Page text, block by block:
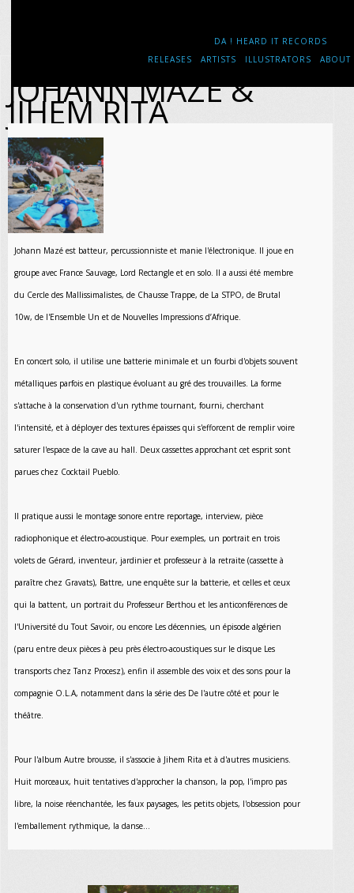
DA ! HEARD IT RECORDS
RELEASES
ARTISTS ILLUSTRATORS ABOUT
JOHANN MAZÉ &
JIHEM RITA
Johann Mazé est batteur, percussionniste et manie l'électronique. Il joue en
groupe avec France Sauvage, Lord Rectangle et en solo. Il a aussi été membre
du Cercle des Mallissimalistes, de Chausse Trappe, de La STPO, de Brutal
10w, de l'Ensemble Un et de Nouvelles Impressions d’Afrique.
En concert solo, il utilise une batterie minimale et un fourbi d'objets souvent
métalliques parfois en plastique évoluant au gré des trouvailles. La forme
s'attache à la conservation d'un rythme tournant, fourni, cherchant
l'intensité, et à déployer des textures épaisses qui s'efforcent de remplir voire
saturer l'espace de la cave au hall. Deux cassettes approchant cet esprit sont
parues chez Cocktail Pueblo.
Il pratique aussi le montage sonore entre reportage, interview, pièce
radiophonique et électro-acoustique. Pour exemples, un portrait en trois
volets de Gérard, inventeur, jardinier et professeur à la retraite (cassette à
paraître chez Gravats), Battre, une enquête sur la batterie, et celles et ceux
qui la battent, un portrait du Professeur Berthou et les anticonférences de
l'Université du Tout Savoir, ou encore Les décennies, un épisode algérien
(paru entre deux pièces à peu près électro-acoustiques sur le disque Les
transports chez Tanz Procesz), enfin il assemble des voix et des sons pour la
compagnie O.L.A, notamment dans la série des De l'autre côté et pour le
théâtre.
Pour l'album Autre brousse, il s'associe à Jihem Rita et à d'autres musiciens.
Huit morceaux, huit tentatives d'approcher la chanson, la pop, l'impro pas
libre, la noise réenchantée, les faux paysages, les petits objets, l'obsession pour
l'emballement rythmique, la danse...